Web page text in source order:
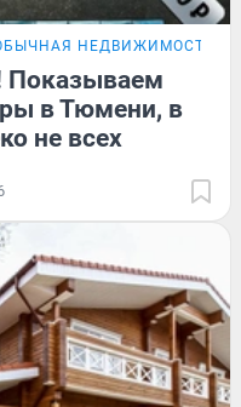
НЕДВИЖИМОСТЬ
Показываем
в Тюмени, в
не всех